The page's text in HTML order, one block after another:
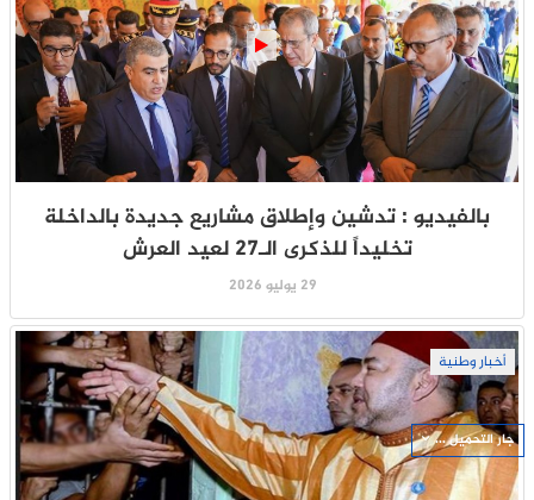
بالفيديو : تدشين وإطلاق مشاريع جديدة بالداخلة
تخليداً للذكرى الـ27 لعيد العرش
29 يوليو 2026
أخبار وطنية
جار التحميل ...